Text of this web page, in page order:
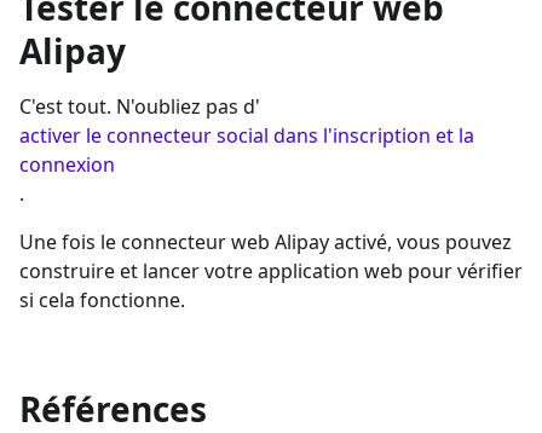
Alipay
C'est tout. N'oubliez pas d'
activer le connecteur social dans l'inscription et la
connexion
.
Une fois le connecteur web Alipay activé, vous pouvez
construire et lancer votre application web pour vérifier
si cela fonctionne.
Références